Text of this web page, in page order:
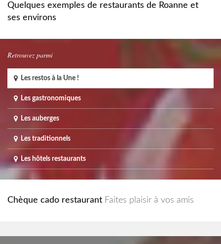
Quelques exemples de restaurants de Roanne et
ses environs
Retrouvez parmi
Les restos à la Une !
Les gastronomiques
Les auberges
Les traditionnels
Les hôtels restaurants
Chèque cado restaurant Faites plaisir à vos amis